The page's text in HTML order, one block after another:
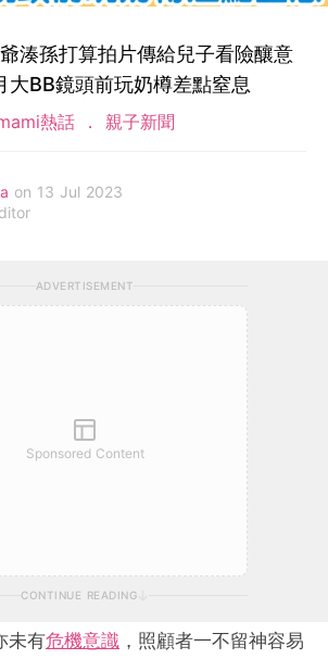
爺湊孫打算拍片傳給兒子看險釀意
BB鏡頭前玩奶樽差點窒息
熱話 親子新聞
on 13 Jul 2023
ADVERTISEMENT
Sponsored Content
CONTINUE READING
未有危機意識 ，照顧者一不留神容易